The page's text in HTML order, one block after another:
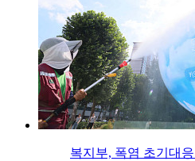
복지부, 폭염 초기대